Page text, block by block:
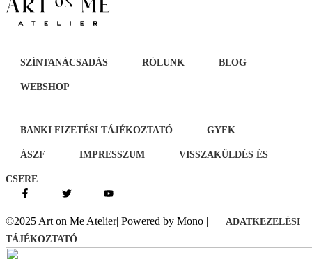
SZÍNTANÁCSADÁS RÓLUNK BLOG
WEBSHOP
BANKI FIZETÉSI TÁJÉKOZTATÓ GYFK
ÁSZF IMPRESSZUM VISSZAKÜLDÉS ÉS
CSERE
©2025 Art on Me Atelier| Powered by Mono |
ADATKEZELÉSI
TÁJÉKOZTATÓ